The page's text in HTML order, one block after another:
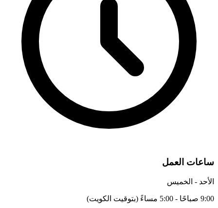
ساعات العمل
الأحد - الخميس
9:00 صباحًا - 5:00 مساءً (بتوقيت الكويت)